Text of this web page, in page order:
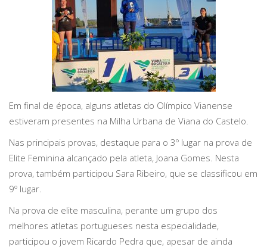
Em final de época, alguns atletas do Olímpico Vianense
estiveram presentes na Milha Urbana de Viana do Castelo.
Nas principais provas, destaque para o 3º lugar na prova de
Elite Feminina alcançado pela atleta, Joana Gomes. Nesta
prova, também participou Sara Ribeiro, que se classificou em
9º lugar.
Na prova de elite masculina, perante um grupo dos
melhores atletas portugueses nesta especialidade,
participou o jovem Ricardo Pedra que, apesar de ainda